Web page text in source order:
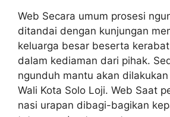
Web Secara umum prosesi
ditandai dengan kunjungan
keluarga besar beserta
dalam kediaman dari pihak.
ngunduh mantu akan
Wali Kota Solo Loji. Web Saat
nasi urapan dibagi-bagikan